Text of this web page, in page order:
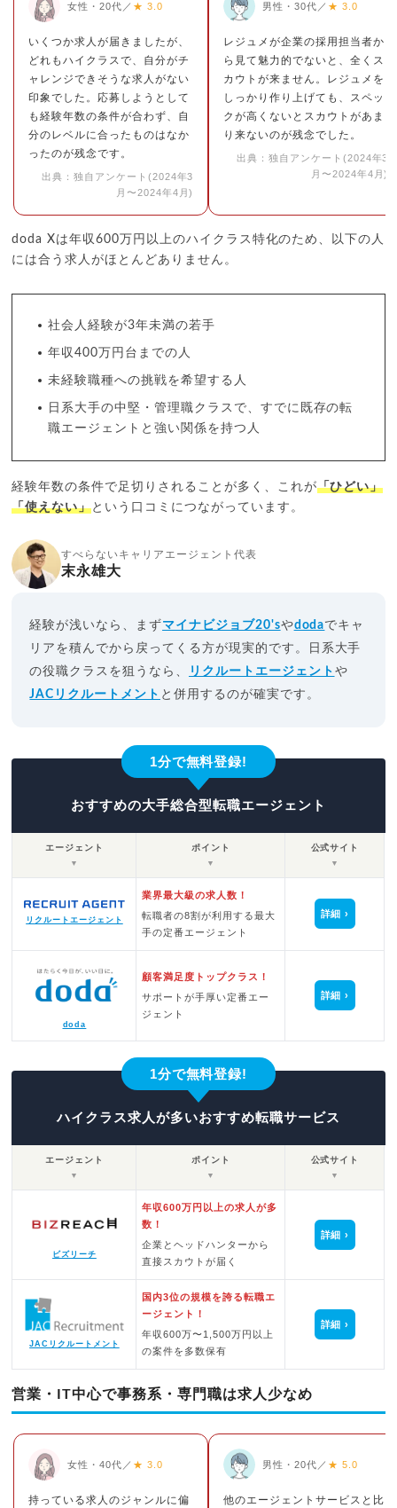
女性・20代／ ★ 3.0
いくつか求人が届きましたが、
どれもハイクラスで、自分がチ
ャレンジできそうな求人がない
印象でした。応募しようとして
も経験年数の条件が合わず、自
分のレベルに合ったものはなか
ったのが残念です。
出典：独自アンケート(2024年3
月〜2024年4月)
男性・30代／ ★ 3.0
レジュメが企業の採用担当者か
ら見て魅力的でないと、全くス
カウトが来ません。レジュメを
しっかり作り上げても、スペッ
クが高くないとスカウトがあま
り来ないのが残念でした。
出典：独自アンケート(2024年3
月〜2024年4月)
doda Xは年収600万円以上のハイクラス特化のため、以下の人
には合う求人がほとんどありません。
社会人経験が3年未満の若手
年収400万円台までの人
未経験職種への挑戦を希望する人
日系大手の中堅・管理職クラスで、すでに既存の転
職エージェントと強い関係を持つ人
経験年数の条件で足切りされることが多く、これが「ひどい」
「使えない」という口コミにつながっています。
すべらないキャリアエージェント代表
末永雄大
経験が浅いなら、まずマイナビジョブ20'sやdodaでキャ
リアを積んでから戻ってくる方が現実的です。日系大手
の役職クラスを狙うなら、
リクルートエージェント や
JACリクルートメント と併用するのが確実です。
1分で無料登録!
おすすめの大手総合型転職エージェント
エージェント
▼
ポイント
▼
公式サイト
▼
リクルートエージェント
業界最大級の求人数！
転職者の8割が利用する最大
手の定番エージェント
詳細
doda
顧客満足度トップクラス！
サポートが手厚い定番エー
ジェント
詳細
1分で無料登録!
ハイクラス求人が多いおすすめ転職サービス
エージェント
▼
ポイント
▼
公式サイト
▼
ビズリーチ
年収600万円以上の求人が多
数！
企業とヘッドハンターから
直接スカウトが届く
詳細
JACリクルートメント
国内3位の規模を誇る転職エ
ージェント！
年収600万〜1,500万円以上
の案件を多数保有
詳細
営業・IT中心で事務系・専門職は求人少なめ
女性・40代／ ★ 3.0
持っている求人のジャンルに偏
男性・20代／ ★ 5.0
他のエージェントサービスと比